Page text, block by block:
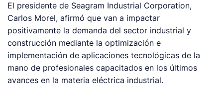
El presidente de Seagram Industrial Corporation,
Carlos Morel, afirmó que van a impactar
positivamente la demanda del sector industrial y
construcción mediante la optimización e
implementación de aplicaciones tecnológicas de la
mano de profesionales capacitados en los últimos
avances en la materia eléctrica industrial.